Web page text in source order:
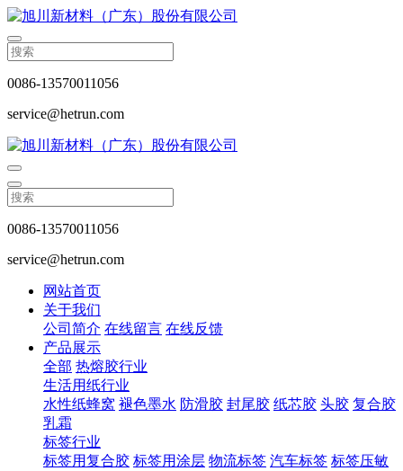
0086-13570011056
service@hetrun.com
0086-13570011056
service@hetrun.com
网站首页
关于我们
公司简介 在线留言 在线反馈
产品展示
全部 热熔胶行业
生活用纸行业
水性纸蜂窝 褪色墨水 防滑胶 封尾胶 纸芯胶 头胶 复合胶
乳霜
标签行业
标签用复合胶 标签用涂层 物流标签 汽车标签 标签压敏